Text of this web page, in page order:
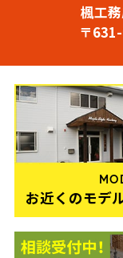
楓工
〒
お近くのモデ